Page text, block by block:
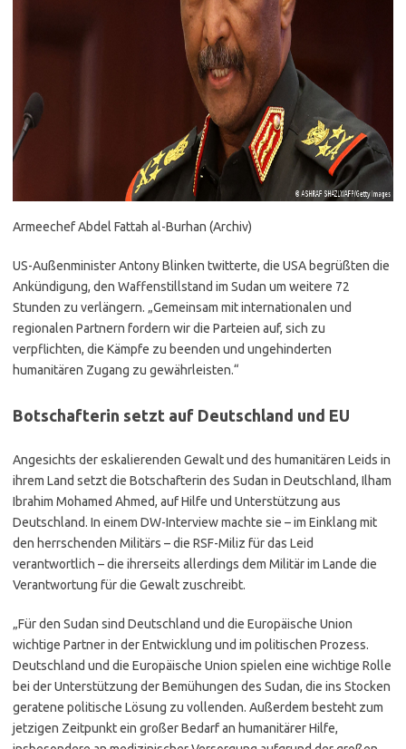
Armeechef Abdel Fattah al-Burhan (Archiv)
US-Außenminister Antony Blinken twitterte, die USA begrüßten die
Ankündigung, den Waffenstillstand im Sudan um weitere 72
Stunden zu verlängern. „Gemeinsam mit internationalen und
regionalen Partnern fordern wir die Parteien auf, sich zu
verpflichten, die Kämpfe zu beenden und ungehinderten
humanitären Zugang zu gewährleisten.“
Botschafterin setzt auf Deutschland und EU
Angesichts der eskalierenden Gewalt und des humanitären Leids in
ihrem Land setzt die Botschafterin des Sudan in Deutschland, Ilham
Ibrahim Mohamed Ahmed, auf Hilfe und Unterstützung aus
Deutschland. In einem DW-Interview machte sie – im Einklang mit
den herrschenden Militärs – die RSF-Miliz für das Leid
verantwortlich – die ihrerseits allerdings dem Militär im Lande die
Verantwortung für die Gewalt zuschreibt.
„Für den Sudan sind Deutschland und die Europäische Union
wichtige Partner in der Entwicklung und im politischen Prozess.
Deutschland und die Europäische Union spielen eine wichtige Rolle
bei der Unterstützung der Bemühungen des Sudan, die ins Stocken
geratene politische Lösung zu vollenden. Außerdem besteht zum
jetzigen Zeitpunkt ein großer Bedarf an humanitärer Hilfe,